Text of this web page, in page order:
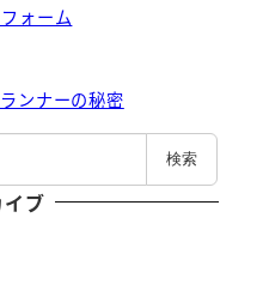
ォーム
ンナーの秘密
検索
ブ